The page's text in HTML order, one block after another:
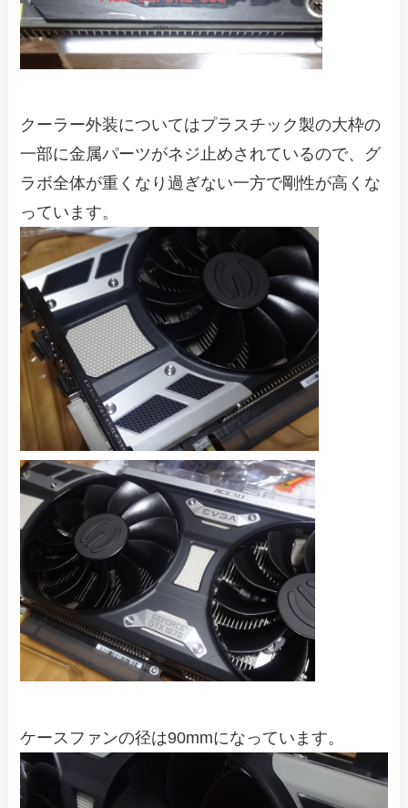
クーラー外装についてはプラスチック製の大枠の
一部に金属パーツがネジ止めされているので、グ
ラボ全体が重くなり過ぎない一方で剛性が高くな
っています。
ケースファンの径は90mmになっています。